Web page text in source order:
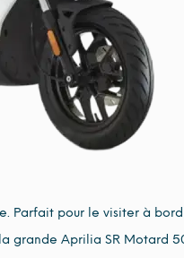
Parfait pour le visiter à
grande Aprilia SR Motard